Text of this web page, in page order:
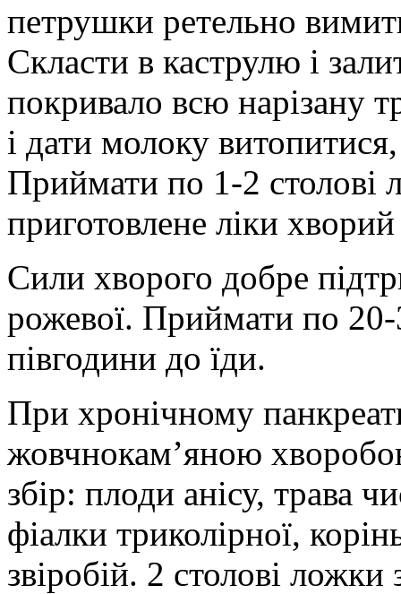
петрушки ретельно
Скласти в каструлю і
покривало всю нарізану
і дати молоку
Приймати по 1-2 столові
приготовлене ліки
Сили хворого добре
рожевої. Приймати по 20-
півгодини до їди.
При хронічному
жовчнокам’яною
збір: плоди анісу, трава
фіалки триколірної,
звіробій. 2 столові ложки